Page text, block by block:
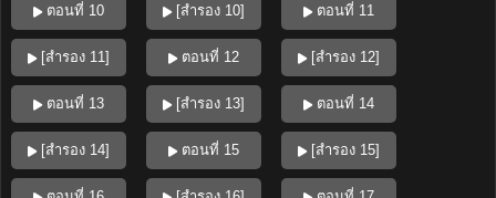
ตอนที่ 10 [สำรอง 10] ตอนที่ 11
[สำรอง 11] ตอนที่ 12 [สำรอง 12]
ตอนที่ 13 [สำรอง 13] ตอนที่ 14
[สำรอง 14] ตอนที่ 15 [สำรอง 15]